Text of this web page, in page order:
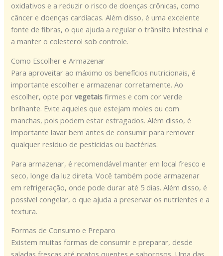
oxidativos e a reduzir o risco de doenças crônicas, como
câncer e doenças cardíacas. Além disso, é uma excelente
fonte de fibras, o que ajuda a regular o trânsito intestinal e
a manter o colesterol sob controle.
Como Escolher e Armazenar
Para aproveitar ao máximo os benefícios nutricionais, é
importante escolher e armazenar corretamente. Ao
escolher, opte porvegetais firmes e com cor verde
brilhante. Evite aqueles que estejam moles ou com
manchas, pois podem estar estragados. Além disso, é
importante lavar bem antes de consumir para remover
qualquer resíduo de pesticidas ou bactérias.
Para armazenar, é recomendável manter em local fresco e
seco, longe da luz direta. Você também pode armazenar
em refrigeração, onde pode durar até 5 dias. Além disso, é
possível congelar, o que ajuda a preservar os nutrientes e a
textura.
Formas de Consumo e Preparo
Existem muitas formas de consumir e preparar, desde